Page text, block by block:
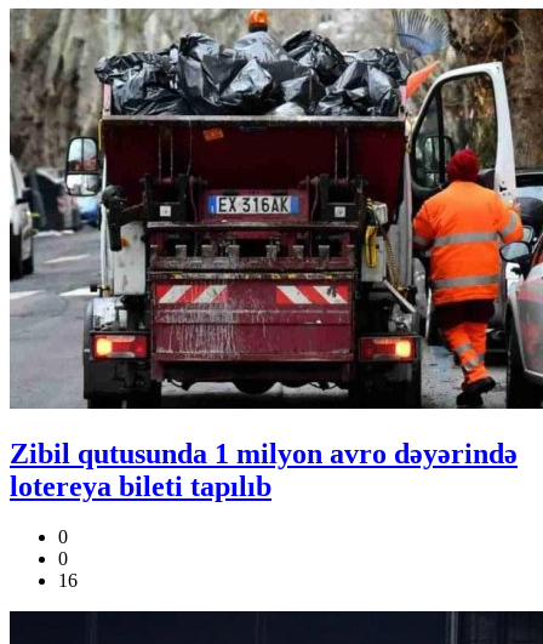
Zibil qutusunda 1 milyon avro dəyərində
lotereya bileti tapılıb
0
0
16